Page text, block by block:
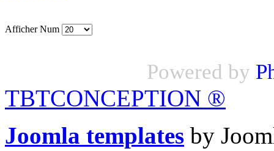
Afficher Num
Powered by
TBTCONCEPTION ®
Joomla templates by